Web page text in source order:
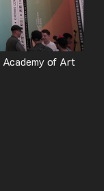
of Art